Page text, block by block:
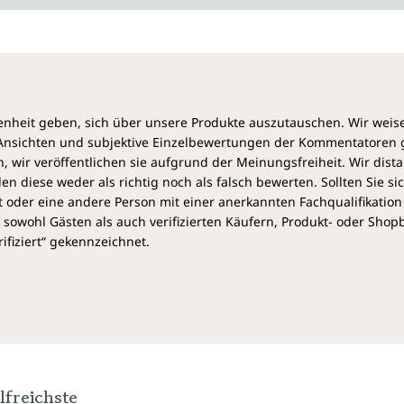
geben, sich über unsere Produkte auszutauschen. Wir
und subjektive Einzelbewertungen der Kommentatoren
wir veröffentlichen sie aufgrund der Meinungsfreiheit. Wir
diese weder als richtig noch als falsch bewerten. Sollten Sie
eine andere Person mit einer anerkannten
Gästen als auch verifizierten Käufern, Produkt- oder
gekennzeichnet.